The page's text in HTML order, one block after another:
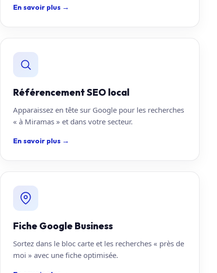
En savoir plus →
Référencement SEO local
Apparaissez en tête sur Google pour les recherches
« à Miramas » et dans votre secteur.
En savoir plus →
Fiche Google Business
Sortez dans le bloc carte et les recherches « près de
moi » avec une fiche optimisée.